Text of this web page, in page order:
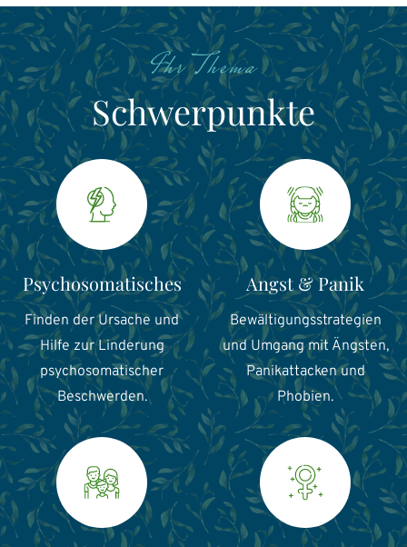
Ihr Thema
Schwerpunkte
Psychosomatisches
Finden der Ursache und
Hilfe zur Linderung
psychosomatischer
Beschwerden.
Angst & Panik
Bewältigungsstrategien
und Umgang mit Ängsten,
Panikattacken und
Phobien.